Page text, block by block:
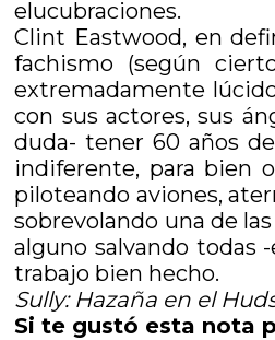
elucubraciones.
Clint Eastwood, en
fachismo (según
extremadamente
con sus actores, sus
duda- tener 60 años
indiferente, para bien
piloteando aviones,
sobrevolando una de
alguno salvando todas
trabajo bien hecho.
Sully: Hazaña en el
Si te gustó esta nota